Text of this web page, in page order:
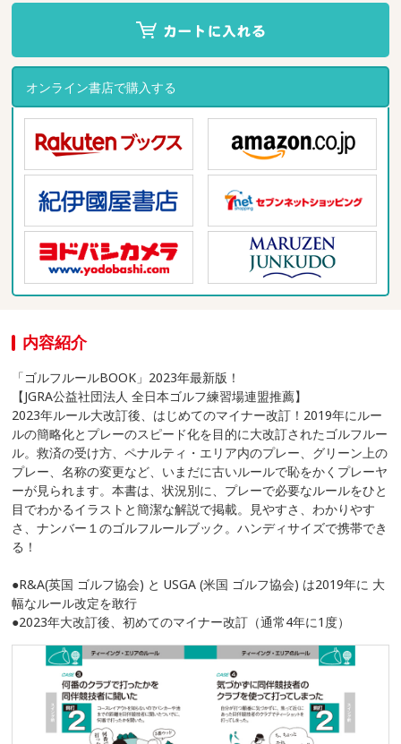
オンライン書店で購入する
内容紹介
「ゴルフルールBOOK」2023年最新版！
【JGRA公益社団法人 全日本ゴルフ練習場連盟推薦】
2023年ルール大改訂後、はじめてのマイナー改訂！2019年にルー
ルの簡略化とプレーのスピード化を目的に大改訂されたゴルフルー
ル。救済の受け方、ペナルティ・エリア内のプレー、グリーン上の
プレー、名称の変更など、いまだに古いルールで恥をかくプレーヤ
ーが見られます。本書は、状況別に、プレーで必要なルールをひと
目でわかるイラストと簡潔な解説で掲載。見やすさ、わかりやす
さ、ナンバー１のゴルフルールブック。ハンディサイズで携帯でき
る！
●R&A(英国 ゴルフ協会) と USGA (米国 ゴルフ協会) は2019年に 大
幅なルール改定を敢行
●2023年大改訂後、初めてのマイナー改訂（通常4年に1度）